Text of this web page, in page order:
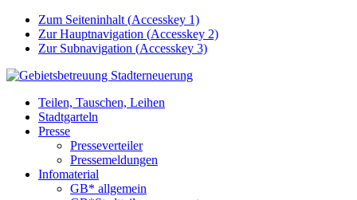
Zum Seiteninhalt (Accesskey 1)
Zur Hauptnavigation (Accesskey 2)
Zur Subnavigation (Accesskey 3)
Teilen, Tauschen, Leihen
Stadtgarteln
Presse
Presseverteiler
Pressemeldungen
Infomaterial
GB* allgemein